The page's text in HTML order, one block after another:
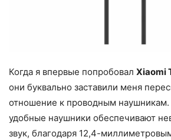
Когда я впервые попробовал Xiaomi
они буквально заставили меня
отношение к проводным наушникам.
удобные наушники обеспечивают
звук, благодаря 12,4-